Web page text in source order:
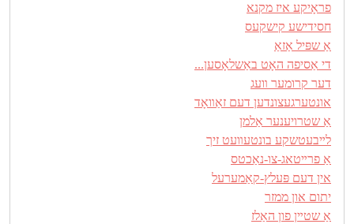
פראָיקע איז מקנא
חסידישע קישקעס
אַ שפּיל אַזאַ
די אַסיפה האָט באַשלאָסען...
דער קרומער װעג
אונטערגעצונדען דעם זאַװאָד
אַ שטרויענער אַלמן
לײב‏‏עטשקע בונטעװעט זיך
אַ פרײטאג-צו-נאַכטס
אין דעם פּעלץ-קאַמערעל
יתום און ממזר
אַ שטײן פון האַלז